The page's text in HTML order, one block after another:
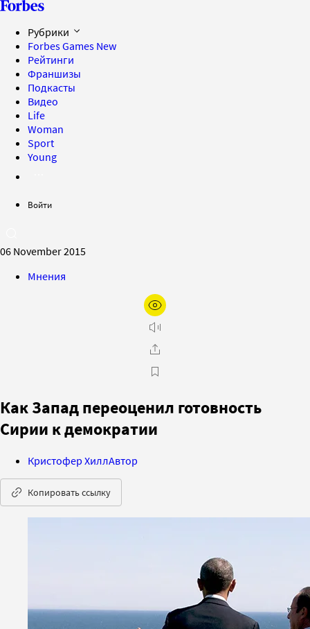
Рубрики
Forbes Games New
Рейтинги
Франшизы
Подкасты
Видео
Life
Woman
Sport
Young
Войти
06 November 2015
Мнения
Как Запад переоценил готовность
Сирии к демократии
Кристофер ХиллАвтор
Копировать ссылку